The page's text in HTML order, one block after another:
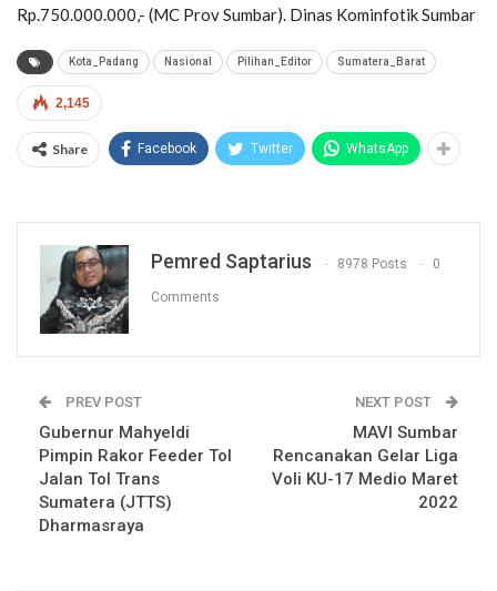
Rp.750.000.000,- (MC Prov Sumbar). Dinas Kominfotik Sumbar
Kota_Padang Nasional Pilihan_Editor Sumatera_Barat
2,145
Share Facebook Twitter WhatsApp
Pemred Saptarius 8978 Posts 0
Comments
PREV POST
Gubernur Mahyeldi
Pimpin Rakor Feeder Tol
Jalan Tol Trans
Sumatera (JTTS)
Dharmasraya
NEXT POST
MAVI Sumbar
Rencanakan Gelar Liga
Voli KU-17 Medio Maret
2022